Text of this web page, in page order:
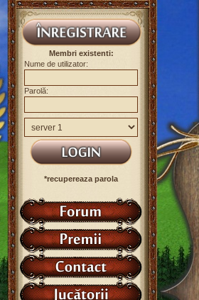
Membri existenti:
Nume de utilizator:
Parolă:
*recupereaza parola